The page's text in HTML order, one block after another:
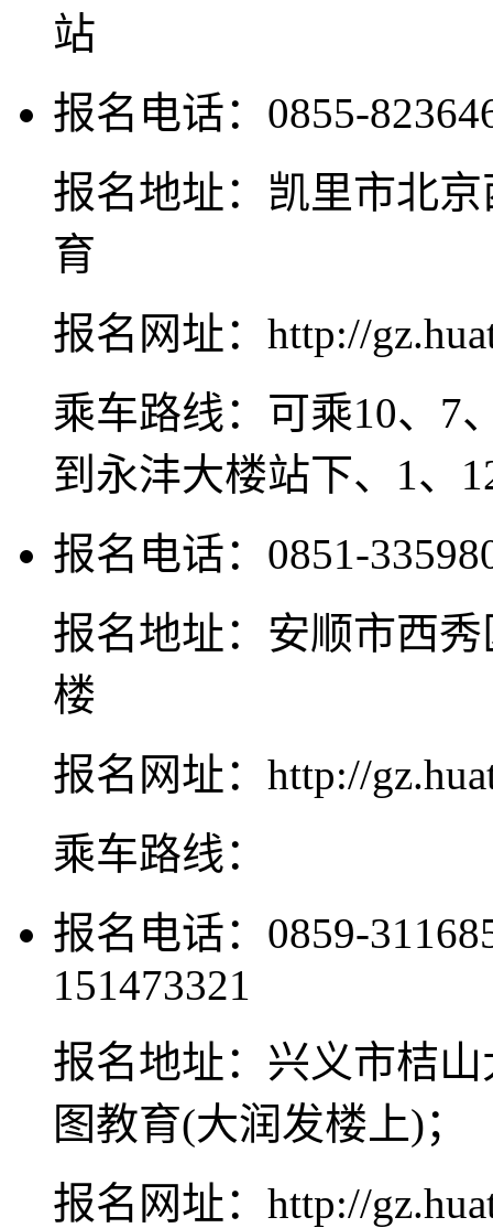
站
报名电话：0855-
报名地址：凯里市北
育
报名网址：http://
乘车路线：可乘10、7
到永沣大楼站下、1、
报名电话：0851-
报名地址：安顺市西
楼
报名网址：http://
乘车路线：
报名电话：0859-
151473321
报名地址：兴义市桔
图教育(大润发楼上)；
报名网址：http://